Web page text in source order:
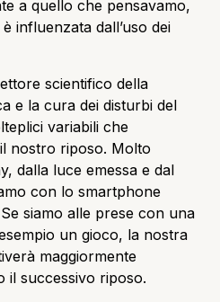
a quello che pensavamo,
influenzata dall’uso dei
scientifico della
e la cura dei disturbi del
variabili che
nostro riposo. Molto
dalla luce emessa e dal
con lo smartphone
siamo alle prese con una
un gioco, la nostra
maggiormente
il successivo riposo.